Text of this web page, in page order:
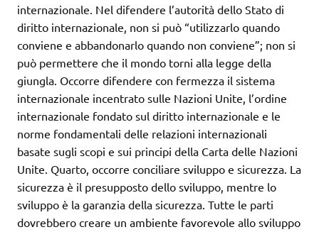
internazionale. Nel difendere l’autorità dello Stato di
diritto internazionale, non si può “utilizzarlo quando
conviene e abbandonarlo quando non conviene”; non si
può permettere che il mondo torni alla legge della
giungla. Occorre difendere con fermezza il sistema
internazionale incentrato sulle Nazioni Unite, l’ordine
internazionale fondato sul diritto internazionale e le
norme fondamentali delle relazioni internazionali
basate sugli scopi e sui principi della Carta delle Nazioni
Unite. Quarto, occorre conciliare sviluppo e sicurezza. La
sicurezza è il presupposto dello sviluppo, mentre lo
sviluppo è la garanzia della sicurezza. Tutte le parti
dovrebbero creare un ambiente favorevole allo sviluppo